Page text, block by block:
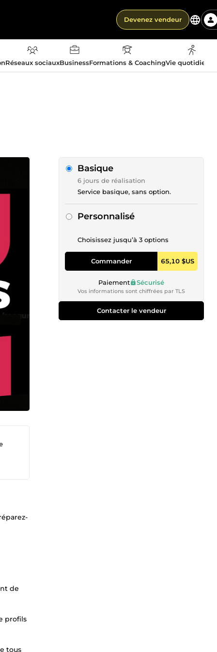
Devenez vendeur
Réseaux sociauxBusinessFormations & CoachingVie
de
profils
tous
Basique
6 jours de réalisation
Service basique, sans option.
Personnalisé
Choisissez jusqu’à 3 options
Commander 65,10 $US
Paiement Sécurisé
Vos informations sont chiffrées par TLS
Contacter le vendeur